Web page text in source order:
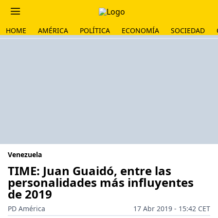
HOME AMÉRICA POLÍTICA ECONOMÍA SOCIEDAD
Venezuela
TIME: Juan Guaidó, entre las
personalidades más influyentes
de 2019
PD América
17 Abr 2019 - 15:42 CET